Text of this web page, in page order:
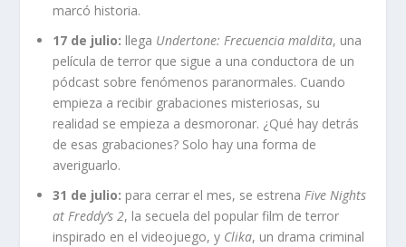
marcó historia.
17 de julio: llega Undertone: Frecuencia maldita, una
película de terror que sigue a una conductora de un
pódcast sobre fenómenos paranormales. Cuando
empieza a recibir grabaciones misteriosas, su
realidad se empieza a desmoronar. ¿Qué hay detrás
de esas grabaciones? Solo hay una forma de
averiguarlo.
31 de julio: para cerrar el mes, se estrena Five Nights
at Freddy’s 2, la secuela del popular film de terror
inspirado en el videojuego, y Clika, un drama criminal